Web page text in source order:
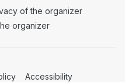
a new tab)
of the organizer
organizer
(opens in a new tab)
Accessibility